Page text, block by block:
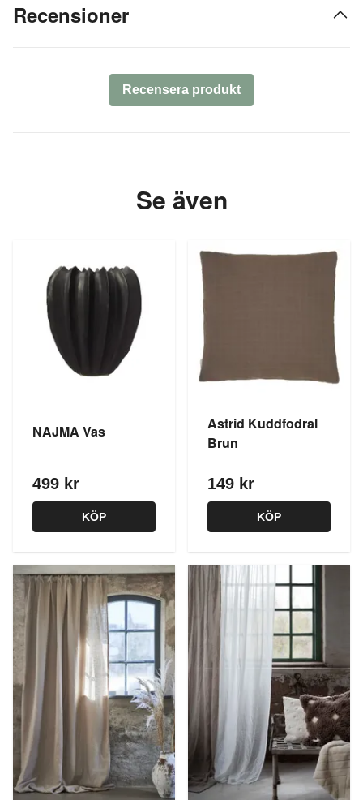
Recensioner
Recensera produkt
Se även
NAJMA Vas
499 kr
KÖP
Astrid Kuddfodral
Brun
149 kr
KÖP